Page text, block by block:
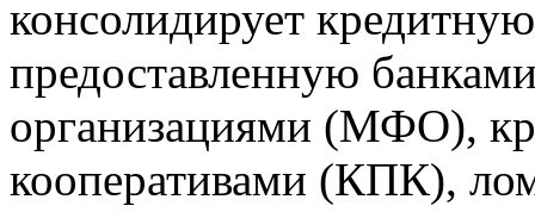
консолидирует
предоставленную
организациями (МФО),
кооперативами (КПК),